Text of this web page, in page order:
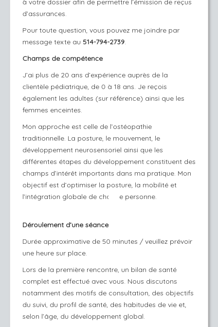
à votre dossier afin de permettre l’émission de reçus
d’assurances.
Pour toute question, vous pouvez me joindre par
message texte au 514-794-2739.
Champs de compétence
J’ai plus de 20 ans d’expérience auprès de la
clientèle pédiatrique, de 0 à 18 ans. Je reçois
également les adultes (sur référence) ainsi que les
femmes enceintes.
Mon approche est celle de l’ostéopathie
traditionnelle. La posture, le mouvement, le
développement neurosensoriel ainsi que les
différentes étapes du développement constituent des
champs d’intérêt importants dans ma pratique. Mon
objectif est d’optimiser la posture, la mobilité et
l’intégration globale de chaque personne.
Déroulement d’une séance
Durée approximative de 50 minutes / veuillez prévoir
une heure sur place.
Lors de la première rencontre, un bilan de santé
complet est effectué avec vous. Nous discutons
notamment des motifs de consultation, des objectifs
du suivi, du profil de santé, des habitudes de vie et,
selon l’âge, du développement global.